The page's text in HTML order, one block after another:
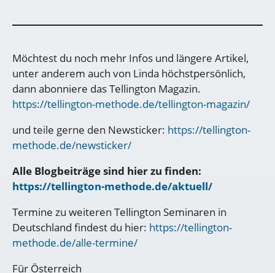
​​Möchtest du noch mehr Infos und längere Artikel,
unter anderem auch von Linda höchstpersönlich,
dann abonniere das Tellington Magazin.
https://tellington-methode.de/tellington-magazin/
und teile gerne den Newsticker: https://tellington-
methode.de/newsticker/
Alle Blogbeiträge sind hier zu finden:
https://tellington-methode.de/aktuell/
Termine zu weiteren Tellington Seminaren in
Deutschland findest du hier: https://tellington-
methode.de/alle-termine/
Für Österreich